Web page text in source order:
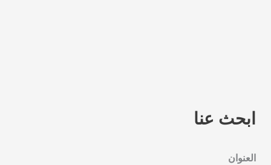
ابحث عنا
العنوان